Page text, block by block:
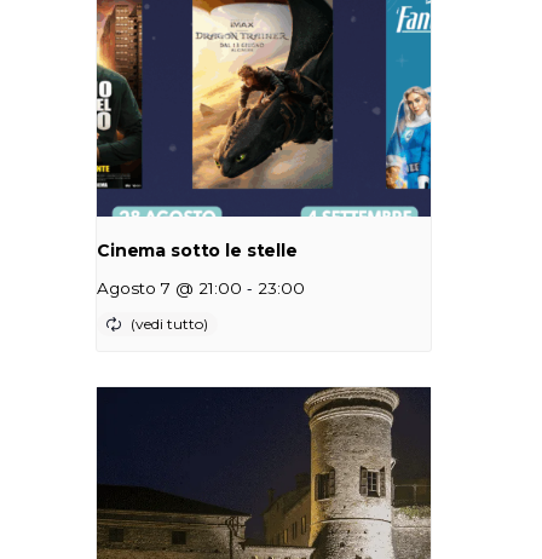
Cinema sotto le stelle
Agosto 7 @ 21:00 - 23:00